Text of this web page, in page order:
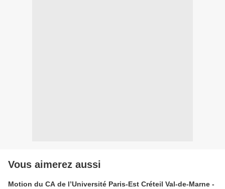
Vous aimerez aussi
Motion du CA de l’Université Paris-Est Créteil Val-de-Marne -